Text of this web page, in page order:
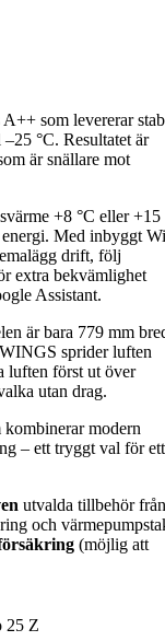
som levererar
°C. Resultatet är
är snällare mot
+8 °C eller +15
Med inbyggt
drift, följ
extra bekvämlighet
Assistant.
är bara 779 mm
sprider luften
luften först ut över
utan drag.
modern
– ett tryggt val för ett
utvalda tillbehör från
och
(möjlig att
25 Z